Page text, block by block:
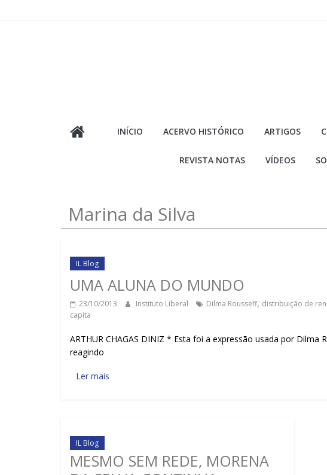
INÍCIO ACERVO HISTÓRICO ARTIGOS
REVISTA NOTAS VÍDEOS
Marina da Silva
IL Blog
UMA ALUNA DO MUNDO
23/10/2013 Instituto Liberal Dilma Rousseff, distribuição de
capita
ARTHUR CHAGAS DINIZ * Esta foi a expressão usada por Dilma
reagindo
Ler mais
IL Blog
MESMO SEM REDE, MORENA